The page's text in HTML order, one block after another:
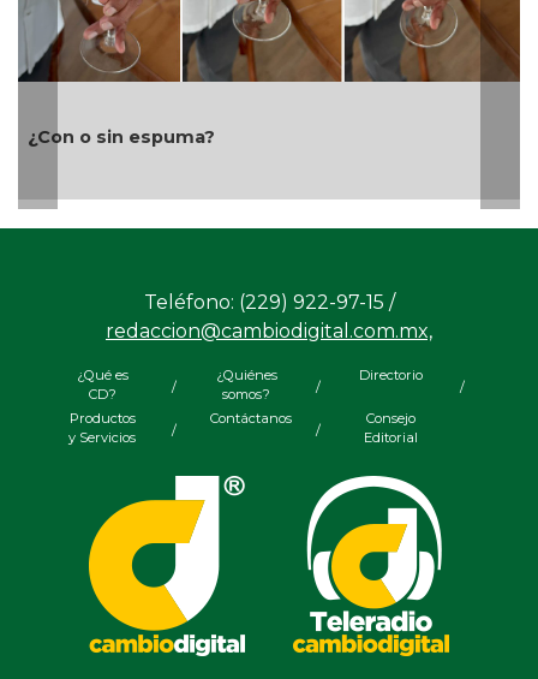
Teléfono: (229) 922-97-15 /
redaccion@cambiodigital.com.mx,
¿Qué es
CD?
/
¿Quiénes
somos?
/
Directorio
/
Productos
y Servicios
/
Contáctanos
/
Consejo
Editorial